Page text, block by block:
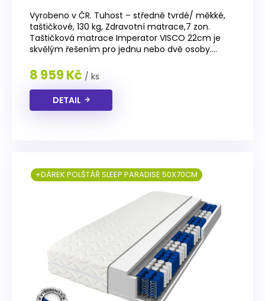
Vyrobeno v ČR. Tuhost – středně tvrdé/ měkké,
taštičkové, 130 kg, Zdravotní matrace,7 zon.
Taštičková matrace Imperator VISCO 22cm je
skvělým řešením pro jednu nebo dvě osoby....
8 959 Kč / ks
DETAIL
+DÁREK POLŠTÁŘ SLEEP PARADISE 50X70CM